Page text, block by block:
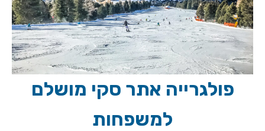
פולגרייה אתר סקי מושלם
למשפחות